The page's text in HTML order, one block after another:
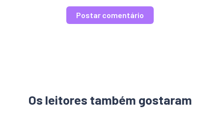
Os leitores também gostaram